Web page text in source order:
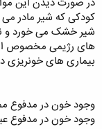
کودکی که شیر مادر
شیر خشک می خورد و
های رژیمی مخصوص
بیماری های خونریزی
وجود خون در مدفوع
وجود خون در مدفوع